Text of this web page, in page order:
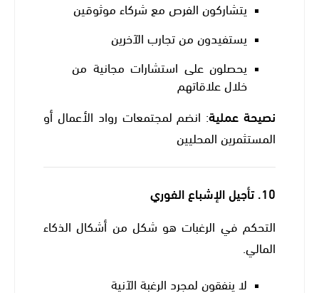
يتشاركون الفرص مع شركاء موثوقين
يستفيدون من تجارب الآخرين
يحصلون على استشارات مجانية من
خلال علاقاتهم
نصيحة عملية: انضم لمجتمعات رواد الأعمال أو
المستثمرين المحليين
10. تأجيل الإشباع الفوري
التحكم في الرغبات هو شكل من أشكال الذكاء
المالي.
لا ينفقون لمجرد الرغبة الآنية